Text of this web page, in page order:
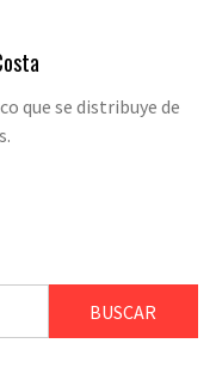
que se distribuye de